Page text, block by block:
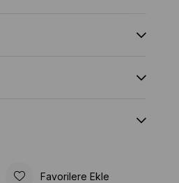
Favorilere Ekle